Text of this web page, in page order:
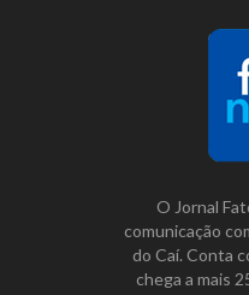
O Jornal
comunicação
do Caí. Conta
chega a mais